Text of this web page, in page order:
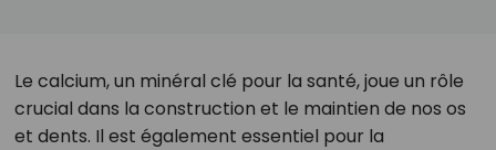
Le calcium, un minéral clé pour la santé, joue un rôle
crucial dans la construction et le maintien de nos os
et dents. Il est également essentiel pour la